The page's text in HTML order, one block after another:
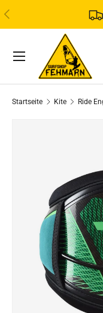
DIREKT ZUM INHALT
VORHERIGE
Suchen
Art
Menü
Startseite Kite Ride